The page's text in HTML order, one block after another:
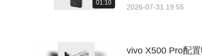
01:10
2026-07-31 19:55
vivo X500 Pro配